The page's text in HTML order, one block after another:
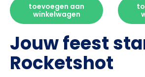
toevoegen aan
winkelwagen
Jouw feest
Rocketshot